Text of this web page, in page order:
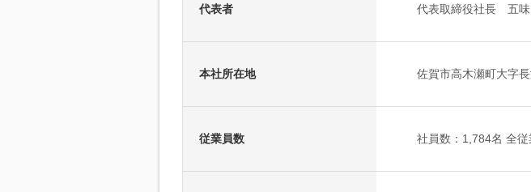
代表者 代表取締役社長 五
本社所在地 佐賀市高木瀬町大字
従業員数 社員数：1,784名 全従